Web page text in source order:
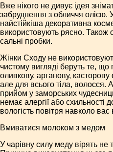
Вже нікого не дивує ідея
забруднення з обличчя олією.
найстійкіша декоративна
використовують рясно. Також
сальні пробки.
Жінки Сходу не
чистому вигляді беруть те,
оливкову, арганову, касторову
але для всього тіла,
прийом у заморських
немає алергії або схильності
вологість повітря навколо
Вмиватися молоком з медом
У чарівну силу меду вірять не